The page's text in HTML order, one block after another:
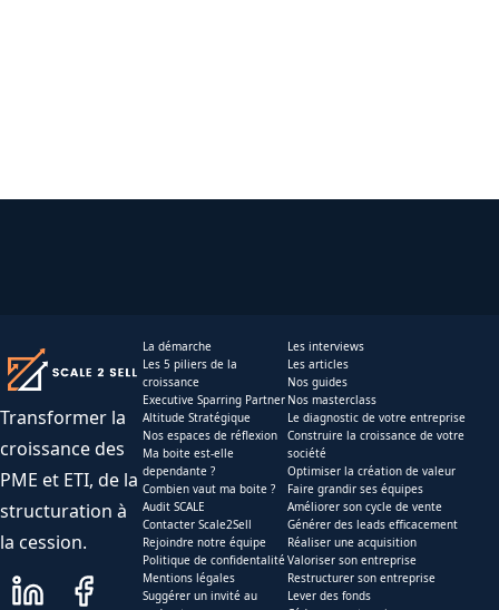
Transformer la
croissance des
PME et ETI, de la
structuration à
la cession.
La démarche
Les 5 piliers de la
croissance
Executive Sparring Partner
Altitude Stratégique
Nos espaces de réflexion
Ma boite est-elle
dependante ?
Combien vaut ma boite ?
Audit SCALE
Contacter Scale2Sell
Rejoindre notre équipe
Politique de confidentalité
Mentions légales
Suggérer un invité au
Les interviews
Les articles
Nos guides
Nos masterclass
Le diagnostic de votre entreprise
Construire la croissance de votre
société
Optimiser la création de valeur
Faire grandir ses équipes
Améliorer son cycle de vente
Générer des leads efficacement
Réaliser une acquisition
Valoriser son entreprise
Restructurer son entreprise
Lever des fonds